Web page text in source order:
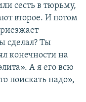
сесть в тюрьму,
второе. И потом
сделал? Ты
конечности на
А я его всю
поискать надо»,